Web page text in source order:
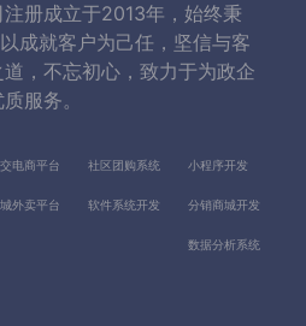
册成立于2013年，始终秉
成就客户为己任，坚信与客
，不忘初心，致力于为政企
服务。
电商平台 社区团购系统 小程序开发
外卖平台 软件系统开发 分销商城开发
数据分析系统